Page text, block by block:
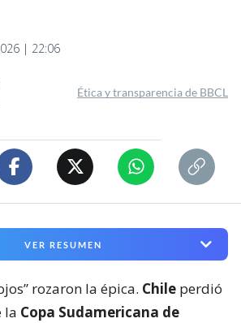
| 22:06
Ética y transparencia de BBCL
VER RESUMEN
rozaron la épica. Chile perdió
la Copa Sudamericana de